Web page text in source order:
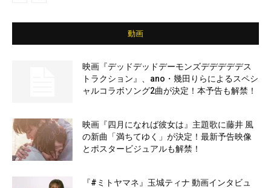
動画
映画『デッドデッドデーモンズデデデデデス
トラクション』、ano・幾田りらによるスペシ
ャルコラボソング2曲が決定！本予告も解禁！
映画『四月になれば彼女は』主題歌に藤井 風
の新曲「満ちてゆく」が決定！最新予告映像
とポスタービジュアルも解禁！
『#ミトヤマネ』玉城ティナ 動画インタビュ